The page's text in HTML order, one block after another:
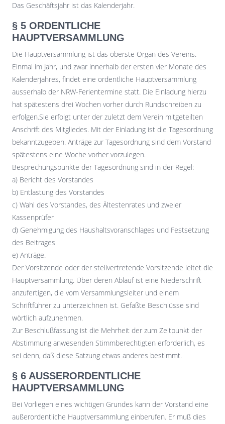
Das Geschäftsjahr ist das Kalenderjahr.
§ 5 ORDENTLICHE
HAUPTVERSAMMLUNG
Die Hauptversammlung ist das oberste Organ des Vereins.
Einmal im Jahr, und zwar innerhalb der ersten vier Monate des
Kalenderjahres, findet eine ordentliche Hauptversammlung
ausserhalb der NRW-Ferientermine statt. Die Einladung hierzu
hat spätestens drei Wochen vorher durch Rundschreiben zu
erfolgen.Sie erfolgt unter der zuletzt dem Verein mitgeteilten
Anschrift des Mitgliedes. Mit der Einladung ist die Tagesordnung
bekanntzugeben. Anträge zur Tagesordnung sind dem Vorstand
spätestens eine Woche vorher vorzulegen.
Besprechungspunkte der Tagesordnung sind in der Regel:
a) Bericht des Vorstandes
b) Entlastung des Vorstandes
c) Wahl des Vorstandes, des Ältestenrates und zweier
Kassenprüfer
d) Genehmigung des Haushaltsvoranschlages und Festsetzung
des Beitrages
e) Anträge.
Der Vorsitzende oder der stellvertretende Vorsitzende leitet die
Hauptversammlung. Über deren Ablauf ist eine Niederschrift
anzufertigen, die vom Versammlungsleiter und einem
Schriftführer zu unterzeichnen ist. Gefaßte Beschlüsse sind
wörtlich aufzunehmen.
Zur Beschlußfassung ist die Mehrheit der zum Zeitpunkt der
Abstimmung anwesenden Stimmberechtigten erforderlich, es
sei denn, daß diese Satzung etwas anderes bestimmt.
§ 6 AUSSERORDENTLICHE H
AUPTVERSAMMLUNG
Bei Vorliegen eines wichtigen Grundes kann der Vorstand eine
außerordentliche Hauptversammlung einberufen. Er muß dies